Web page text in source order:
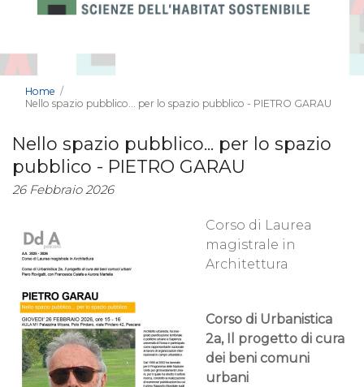
Home
Nello spazio pubblico... per lo spazio pubblico - PIETRO GARAU
Nello spazio pubblico... per lo spazio
pubblico - PIETRO GARAU
26 Febbraio 2026
Corso di Laurea
magistrale in
Architettura
Corso di Urbanistica
2a, Il progetto di cura
dei beni comuni
urbani